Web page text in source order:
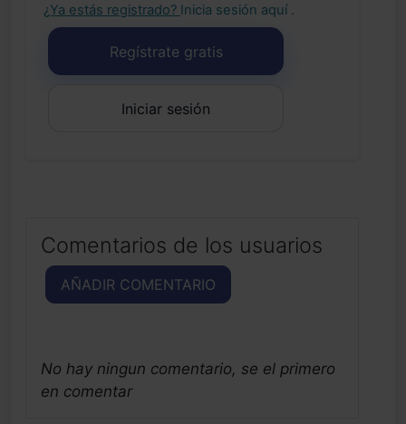
¿Ya estás registrado? Inicia sesión aquí .
Regístrate gratis
Iniciar sesión
Comentarios de los usuarios
AÑADIR COMENTARIO
No hay ningun comentario, se el primero
en comentar